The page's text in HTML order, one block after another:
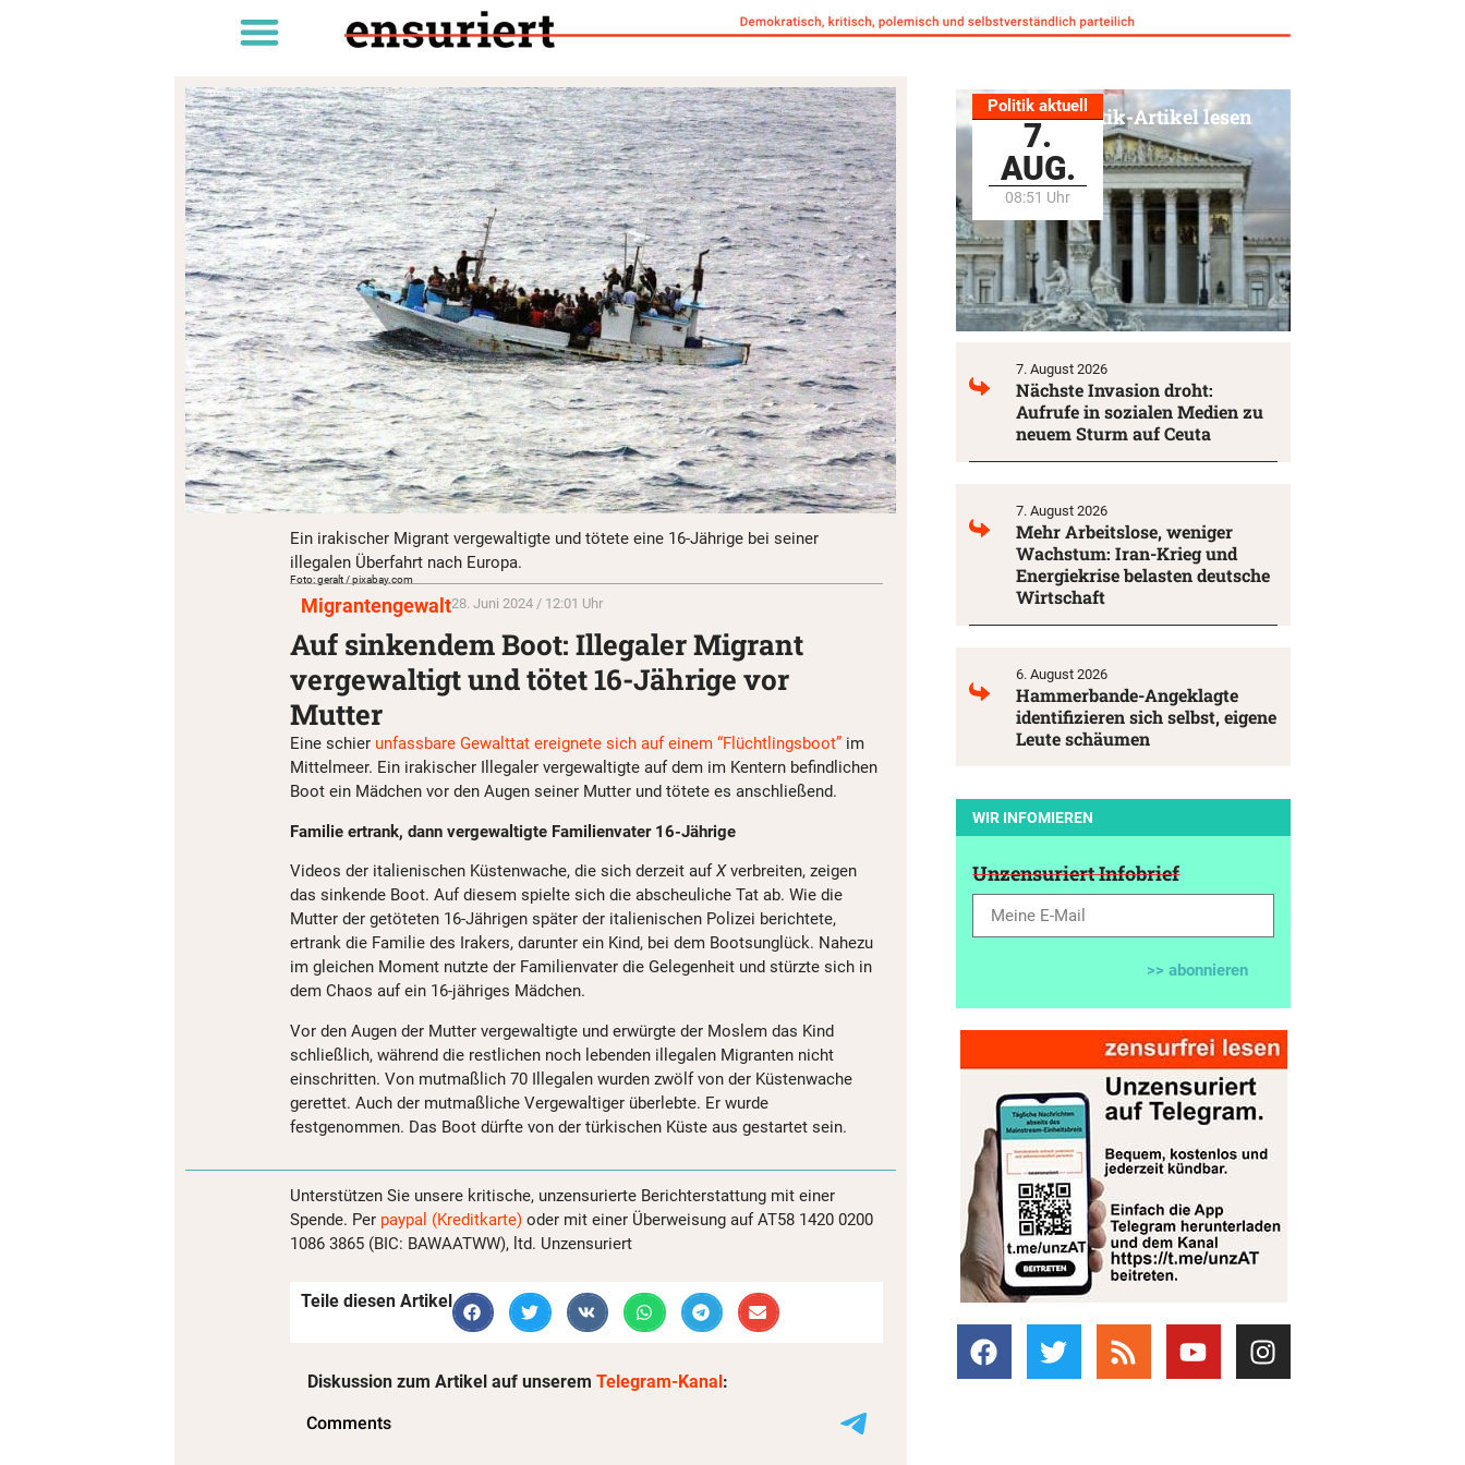
Ein irakischer Migrant vergewaltigte und tötete eine 16-Jährige bei seiner
illegalen Überfahrt nach Europa.
Foto: geralt / pixabay.com
Migrantengewalt28. Juni 2024 / 12:01 Uhr
Auf sinkendem Boot: Illegaler Migrant
vergewaltigt und tötet 16-Jährige vor
Mutter
Eine schier unfassbare Gewalttat ereignete sich auf einem “Flüchtlingsboot” im
Mittelmeer. Ein irakischer Illegaler vergewaltigte auf dem im Kentern befindlichen
Boot ein Mädchen vor den Augen seiner Mutter und tötete es anschließend.
Familie ertrank, dann vergewaltigte Familienvater 16-Jährige
Videos der italienischen Küstenwache, die sich derzeit aufXverbreiten, zeigen
das sinkende Boot. Auf diesem spielte sich die abscheuliche Tat ab. Wie die
Mutter der getöteten 16-Jährigen später der italienischen Polizei berichtete,
ertrank die Familie des Irakers, darunter ein Kind, bei dem Bootsunglück. Nahezu
im gleichen Moment nutzte der Familienvater die Gelegenheit und stürzte sich in
dem Chaos auf ein 16-jähriges Mädchen.
Vor den Augen der Mutter vergewaltigte und erwürgte der Moslem das Kind
schließlich, während die restlichen noch lebenden illegalen Migranten nicht
einschritten. Von mutmaßlich 70 Illegalen wurden zwölf von der Küstenwache
gerettet. Auch der mutmaßliche Vergewaltiger überlebte. Er wurde
festgenommen. Das Boot dürfte von der türkischen Küste aus gestartet sein.
Unterstützen Sie unsere kritische, unzensurierte Berichterstattung mit einer
Spende. Per paypal (Kreditkarte) oder mit einer Überweisung auf AT58 1420 0200
1086 3865 (BIC: BAWAATWW), ltd. Unzensuriert
Teile diesen Artikel
Diskussion zum Artikel auf unserem Telegram-Kanal:
Politik aktuell
7.
AUG.
08:51 Uhr
Alle Politik-Artikel lesen
7. August 2026
Nächste Invasion droht:
Aufrufe in sozialen Medien zu
neuem Sturm auf Ceuta
7. August 2026
Mehr Arbeitslose, weniger
Wachstum: Iran-Krieg und
Energiekrise belasten deutsche
Wirtschaft
6. August 2026
Hammerbande-Angeklagte
identifizieren sich selbst, eigene
Leute schäumen
WIR INFOMIEREN
Unzensuriert Infobrief
>> abonnieren